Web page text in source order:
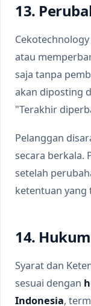
13.
atau
saja tanpa
akan diposting
"Terakhir
Pelanggan
secara berkala.
setelah
ketentuan yang
14.
Syarat dan
sesuai dengan
Indonesia,